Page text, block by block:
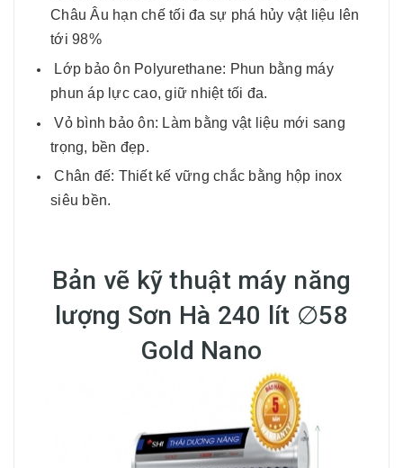
Châu Âu hạn chế tối đa sự phá hủy vật liệu lên
tới 98%
Lớp bảo ôn Polyurethane: Phun bằng máy
phun áp lực cao, giữ nhiệt tối đa.
Vỏ bình bảo ôn: Làm bằng vật liệu mới sang
trọng, bền đẹp.
Chân đế: Thiết kế vững chắc bằng hộp inox
siêu bền.
Bản vẽ kỹ thuật máy năng
lượng Sơn Hà 240 lít ∅58
Gold Nano